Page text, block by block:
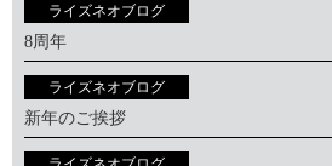
ライズネオブログ
8周年
ライズネオブログ
新年のご挨拶